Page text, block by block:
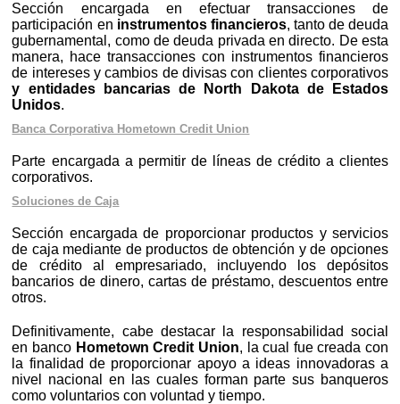
Sección encargada en efectuar transacciones de
participación en instrumentos financieros, tanto de deuda
gubernamental, como de deuda privada en directo. De esta
manera, hace transacciones con instrumentos financieros
de intereses y cambios de divisas con clientes corporativos
y entidades bancarias de North Dakota de Estados
Unidos.
Banca Corporativa Hometown Credit Union
Parte encargada a permitir de líneas de crédito a clientes
corporativos.
Soluciones de Caja
Sección encargada de proporcionar productos y servicios
de caja mediante de productos de obtención y de opciones
de crédito al empresariado, incluyendo los depósitos
bancarios de dinero, cartas de préstamo, descuentos entre
otros.
Definitivamente, cabe destacar la responsabilidad social
en banco Hometown Credit Union, la cual fue creada con
la finalidad de proporcionar apoyo a ideas innovadoras a
nivel nacional en las cuales forman parte sus banqueros
como voluntarios con voluntad y tiempo.